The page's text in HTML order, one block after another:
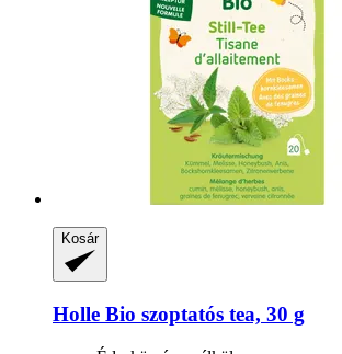
Kosár
Holle Bio szoptatós tea, 30 g